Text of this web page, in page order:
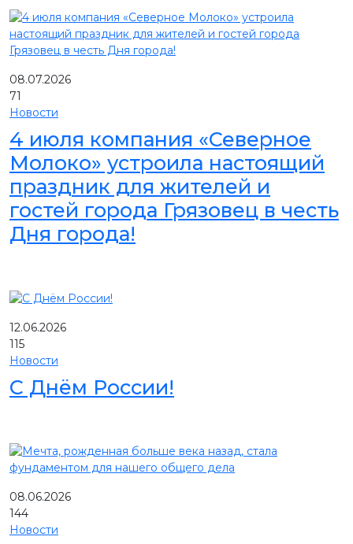
08.07.2026
71
Новости
4 июля компания «Северное
Молоко» устроила настоящий
праздник для жителей и
гостей города Грязовец в честь
Дня города!
12.06.2026
115
Новости
С Днём России!
08.06.2026
144
Новости